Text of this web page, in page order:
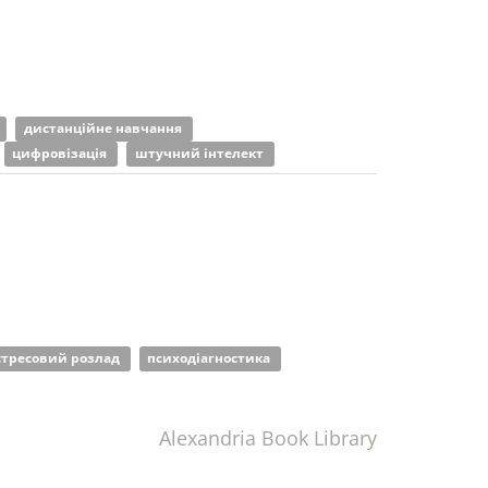
дистанційне навчання
цифровізація штучний інтелект
розлад
психодіагностика
Alexandria Book Library